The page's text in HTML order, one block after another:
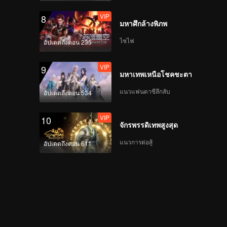
8
อัปเดตถึงตอน 235
VIP
มหาศึกล้างพิภพ
ไซไฟ
9
อัปเดตถึงตอน 534
VIP
มหาเทพเหนือโชคชะตา
แนวแฟนตาซีลึกลับ
10
อัปเดตถึงตอน 611
VIP
จักรพรรดิเทพสูงสุด
แนวการต่อสู้